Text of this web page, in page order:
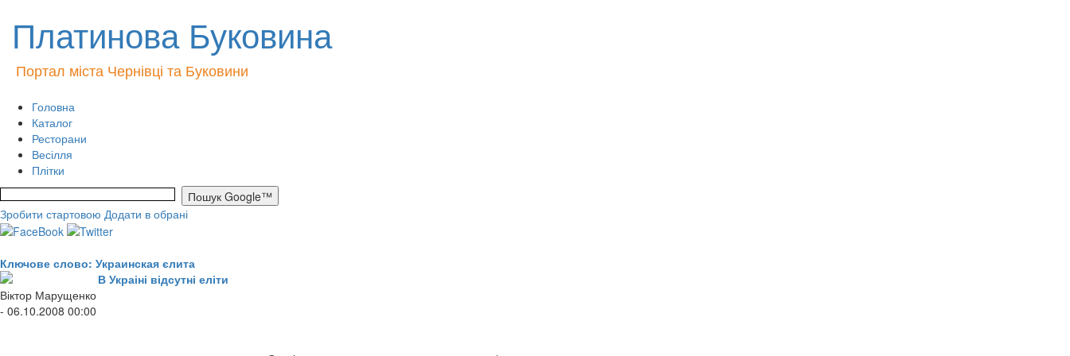
Платинова Буковина
Портал міста Чернівці та Буковини
Головна
Каталог
Ресторани
Весілля
Плітки
Зробити стартовою Додати в обрані
Ключове слово: Украинская єлита
В Украіні відсутні еліти
Віктор Марущенко
- 06.10.2008 00:00